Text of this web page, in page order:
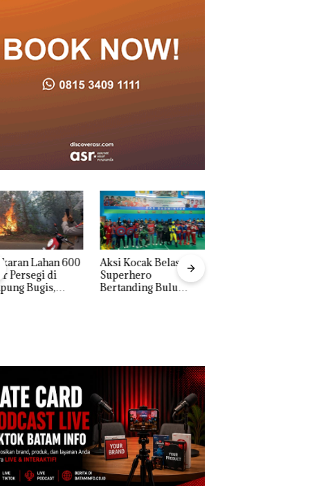
Belasan
Bulu
Tim Gabungan
Gagalkan
Penyelundupan 1,3